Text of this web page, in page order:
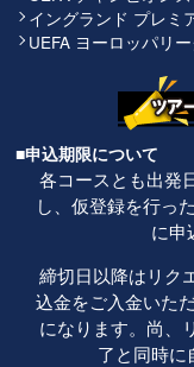
イングランド プレミ
UEFA ヨーロッパリ
■申込期限について
各コースとも出発
し、仮登録を行っ
に申
締切日以降はリク
込金をご入金いた
になります。尚、
了と同時に